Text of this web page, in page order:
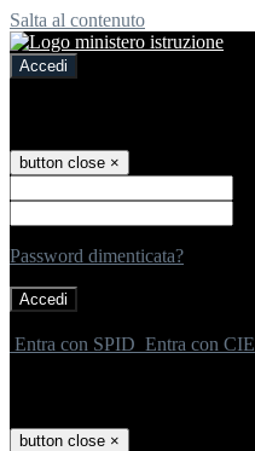
Salta al contenuto
Accedi
button close ×
Password dimenticata?
Entra con SPID Entra con CIE
button close ×